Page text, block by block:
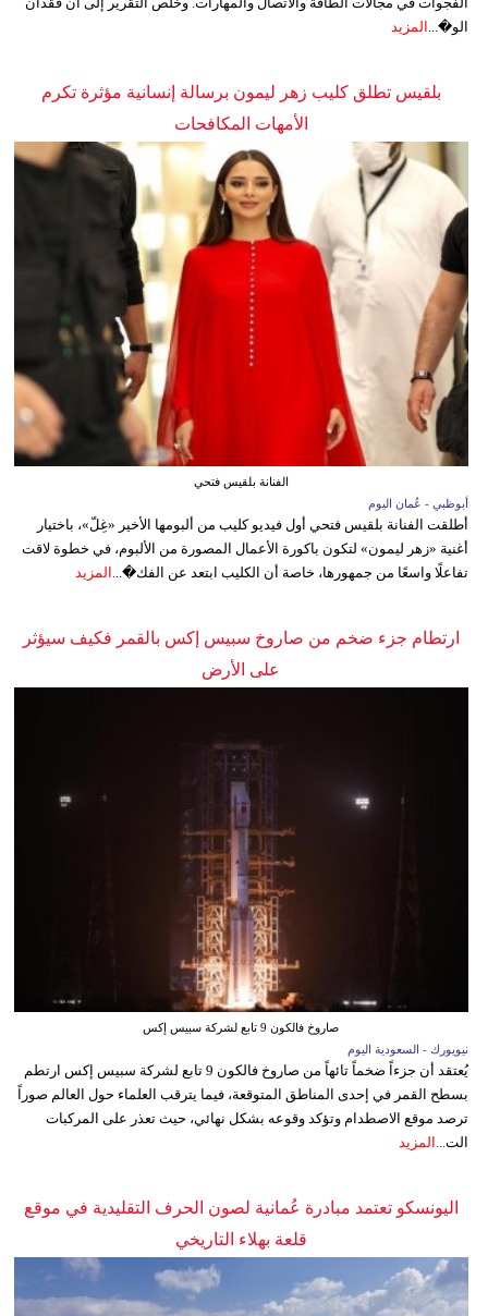
الو�... المزيد
بلقيس تطلق كليب زهر ليمون برسالة إنسانية مؤثرة تكرم
الأمهات المكافحات
الفنانة بلقيس فتحي
أبوظبي - عُمان اليوم
أطلقت الفنانة بلقيس فتحي أول فيديو كليب من ألبومها الأخير «غِلّ»، باختيار
أغنية «زهر ليمون» لتكون باكورة الأعمال المصورة من الألبوم، في خطوة لاقت
تفاعلًا واسعًا من جمهورها، خاصة أن الكليب ابتعد عن الفك�... المزيد
ارتطام جزء ضخم من صاروخ سبيس إكس بالقمر فكيف سيؤثر
على الأرض
صاروخ فالكون 9 تابع لشركة سبيس إكس
نيويورك - السعودية اليوم
يُعتقد أن جزءاً ضخماً تائهاً من صاروخ فالكون 9 تابع لشركة سبيس إكس ارتطم
بسطح القمر في إحدى المناطق المتوقعة، فيما يترقب العلماء حول العالم صوراً
ترصد موقع الاصطدام وتؤكد وقوعه بشكل نهائي، حيث تعذر على المركبات
الت...
المزيد
اليونسكو تعتمد مبادرة عُمانية لصون الحرف التقليدية في موقع
قلعة بهلاء التاريخي